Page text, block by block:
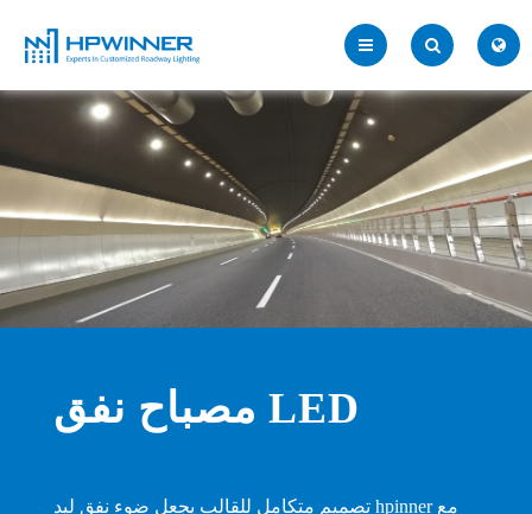
مصباح نفق LED
تصميم متكامل للقالب يجعل ضوء نفق ليد hpinner مع